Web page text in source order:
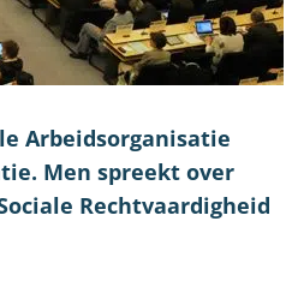
Arbeidsorganisatie
Men spreekt over
Rechtvaardigheid